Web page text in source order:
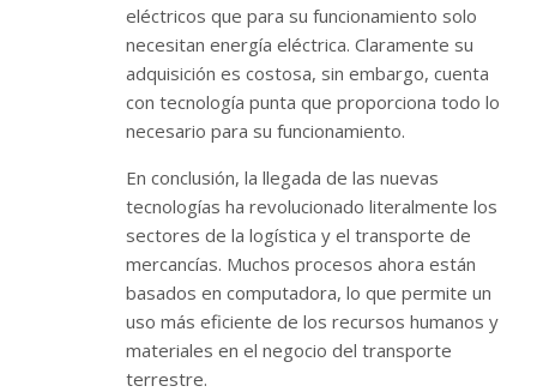
eléctricos que para su funcionamiento solo
necesitan energía eléctrica. Claramente su
adquisición es costosa, sin embargo, cuenta
con tecnología punta que proporciona todo lo
necesario para su funcionamiento.
En conclusión, la llegada de las nuevas
tecnologías ha revolucionado literalmente los
sectores de la logística y el transporte de
mercancías. Muchos procesos ahora están
basados ​​en computadora, lo que permite un
uso más eficiente de los recursos humanos y
materiales en el negocio del transporte
terrestre.